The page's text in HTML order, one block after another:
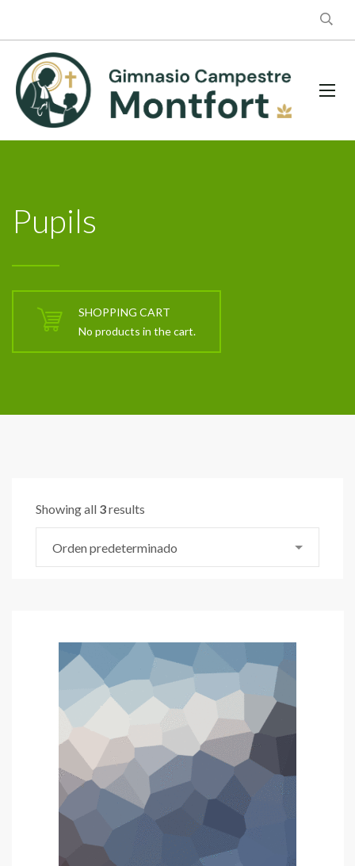
Pupils
SHOPPING CART
No products in the cart.
Showing all 3results
Orden predeterminado